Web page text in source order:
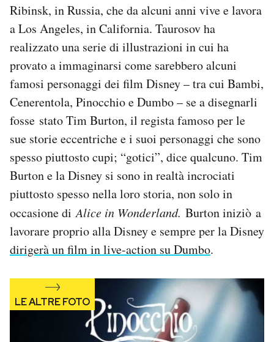
AREA PERSONALE
Area Personale
Newsletter
Notifiche mobile
Regala il Post
Hai bisogno di aiuto?
Ribinsk, in Russia, che da alcuni anni vive e lavora
a Los Angeles, in California. Taurosov ha
realizzato una serie di illustrazioni in cui ha
provato a immaginarsi come sarebbero alcuni
famosi personaggi dei film Disney – tra cui Bambi,
Cenerentola, Pinocchio e Dumbo – se a disegnarli
fosse stato Tim Burton, il regista famoso per le
sue storie eccentriche e i suoi personaggi che sono
spesso piuttosto cupi; “gotici”, dice qualcuno. Tim
Burton e la Disney si sono in realtà incrociati
piuttosto spesso nella loro storia, non solo in
occasione diAlice in Wonderland. Burton iniziò a
lavorare proprio alla Disney e sempre per la Disney
dirigerà un film in live-action su Dumbo.